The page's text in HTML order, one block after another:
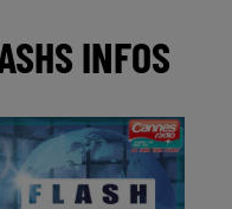
INFOS